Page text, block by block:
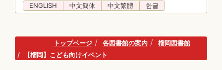
ENGLISH
中文簡体 中文繁體 한글
トップページ 各図書館の案内
榴岡図書館
【榴岡】こども向けイベント